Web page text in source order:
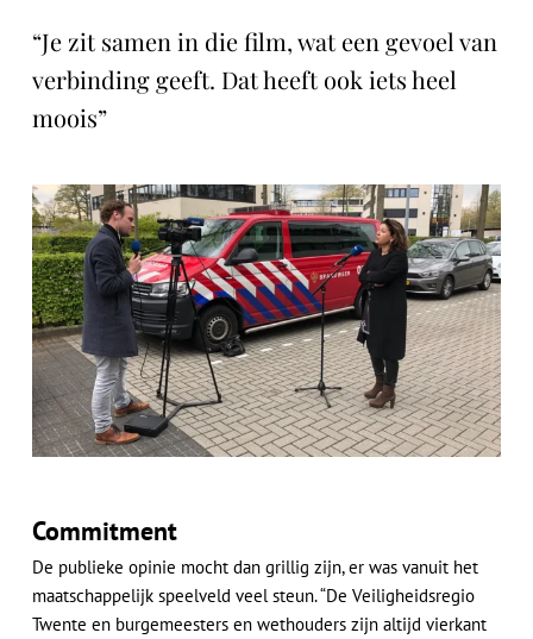
“Je zit samen in die film, wat een gevoel van
verbinding geeft. Dat heeft ook iets heel
moois”
Commitment
De publieke opinie mocht dan grillig zijn, er was vanuit het
maatschappelijk speelveld veel steun. “De Veiligheidsregio
Twente en burgemeesters en wethouders zijn altijd vierkant